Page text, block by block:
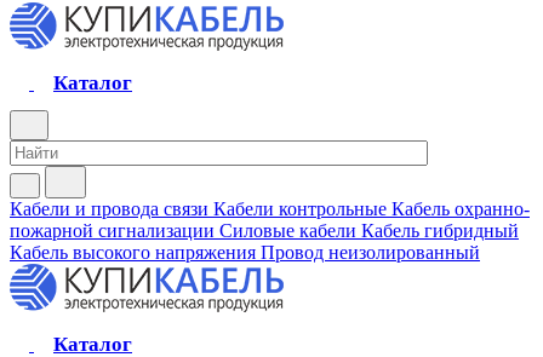
Каталог
Кабели и провода связи Кабели контрольные Кабель охранно-
пожарной сигнализации Силовые кабели Кабель гибридный
Кабель высокого напряжения Провод неизолированный
Каталог